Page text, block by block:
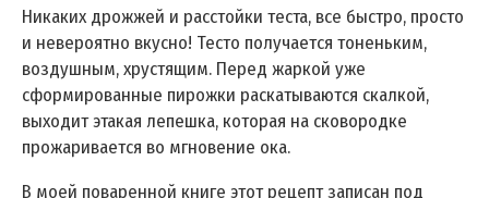
Никаких дрожжей и расстойки теста, все быстро, просто
и невероятно вкусно! Тесто получается тоненьким,
воздушным, хрустящим. Перед жаркой уже
сформированные пирожки раскатываются скалкой,
выходит этакая лепешка, которая на сковородке
прожаривается во мгновение ока.
В моей поваренной книге этот рецепт записан под